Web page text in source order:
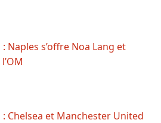
Naples s’offre Noa Lang et
Chelsea et Manchester United